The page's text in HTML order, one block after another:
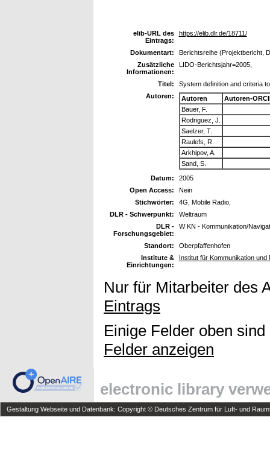
elib-URL des
Eintrags:
https://elib.dlr.de/18711/
Dokumentart:
Berichtsreihe (Projektbericht,
Zusätzliche
Informationen:
LIDO-Berichtsjahr=2005,
Titel:
System definition and criteria
Autoren:
Autoren
Autoren-
Bauer, F.
Rodriguez, J.
Saelzer, T.
Raulefs, R.
Arkhipov, A.
Sand, S.
Datum:
2005
Open Access:
Nein
Stichwörter:
4G, Mobile Radio,
DLR - Schwerpunkt:
Weltraum
DLR -
Forschungsgebiet:
W KN - Kommunikation/
Standort:
Oberpfaffenhofen
Institute &
Einrichtungen:
Institut für Kommunikation und
Nur für Mitarbeiter des
Eintrags
Einige Felder oben
Felder anzeigen
electronic library
Gestaltung Webseite und Datenbank: Copyright © Deutsches Zentrum für Luft- und